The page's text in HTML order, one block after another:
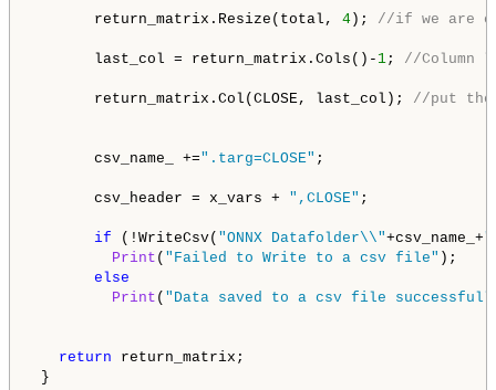
return_matrix.Resize(total, 4 ); //if we are
last_col = return_matrix.Cols()- 1; //Column
return_matrix.Col(CLOSE, last_col); //put the
csv_name_ +=".targ=CLOSE" ;
csv_header = x_vars + ",CLOSE" ;
if (!WriteCsv( "ONNX Datafolder\\"+csv_name_+
Print ( "Failed to Write to a csv file" );
else
Print ( "Data saved to a csv file
return return_matrix;
}